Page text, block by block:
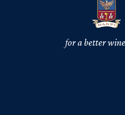
for a better